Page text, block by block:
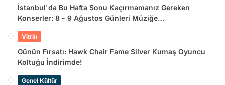
İstanbul'da Bu Hafta Sonu Kaçırmamanız Gereken
Konserler: 8 - 9 Ağustos Günleri Müziğe
Vitrin
Günün Fırsatı: Hawk Chair Fame Silver Kumaş Oyuncu
Koltuğu İndirimde!
Genel Kültür